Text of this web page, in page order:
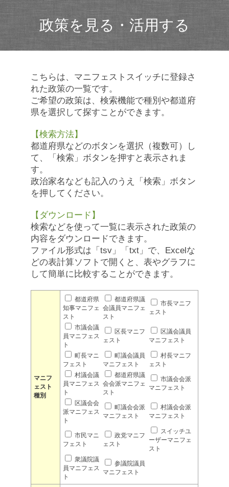
政策を見る・活用する
こちらは、マニフェストスイッチに登録さ
れた政策の一覧です。
ご希望の政策は、検索機能で種別や都道府
県を選択して探すことができます。
【検索方法】
都道府県などのボタンを選択（複数可）し
て、「検索」ボタンを押すと表示されま
す。
政治家名なども記入のうえ「検索」ボタン
を押してください。
【ダウンロード】
検索などを使って一覧に表示された政策の
内容をダウンロードできます。
ファイル形式は「tsv」「txt」で、Excelな
どの表計算ソフトで開くと、表やグラフに
して簡単に比較することができます。
マニフ
ェスト
種別
都道府県
知事マニフェ
スト
都道府県議
会議員マニフェ
スト
市長マニフ
ェスト
市議会議
員マニフェス
ト
区長マニフ
ェスト
区議会議員
マニフェスト
町長マニ
フェスト
町議会議員
マニフェスト
村長マニフ
ェスト
村議会議
員マニフェス
ト
都道府県議
会会派マニフェ
スト
市議会会派
マニフェスト
区議会会
派マニフェス
ト
町議会会派
マニフェスト
村議会会派
マニフェスト
市民マニ
フェスト
政党マニフ
ェスト
スイッチユ
ーザーマニフェ
スト
衆議院議
員マニフェス
ト
参議院議員
マニフェスト